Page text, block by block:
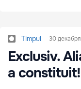
Timpul 30
Exclusiv.
a constituit!